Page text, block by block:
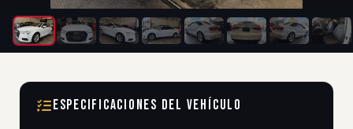
Especificaciones del Vehículo